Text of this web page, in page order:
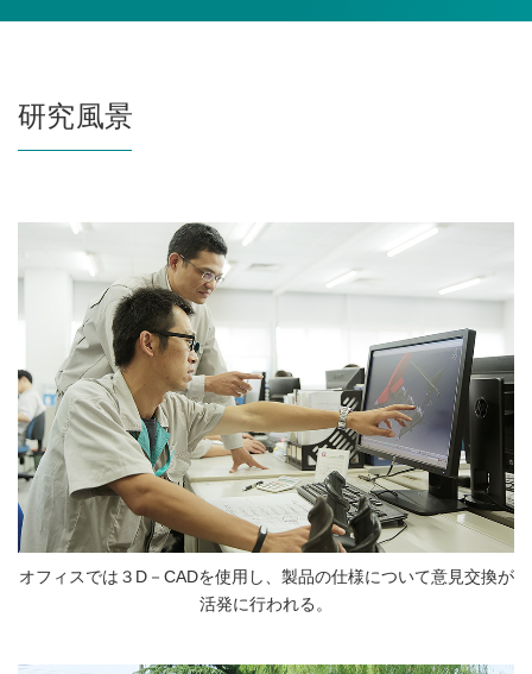
研究風景
オフィスでは３D－CADを使用し、製品の仕様について意見交換が
活発に行われる。